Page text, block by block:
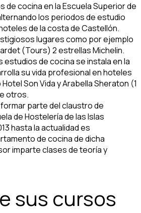
de cocina en la Escuela Superior de
los periodos de estudio
de la costa de Castellón.
lugares como por ejemplo
(Tours) 2 estrellas Michelin.
estudios de cocina se instala en la
su vida profesional en hoteles
Son Vida y Arabella Sheraton (1
otros.
formar parte del claustro de
de Hostelería de las Islas
hasta la actualidad es
de cocina de dicha
imparte clases de teoría y
sus cursos